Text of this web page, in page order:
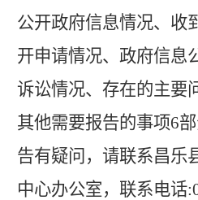
公开政府信息情况、收
开申请情况、政府信息
诉讼情况、存在的主要
其他需要报告的事项6
告有疑问，请联系昌乐
中心办公室，联系电话